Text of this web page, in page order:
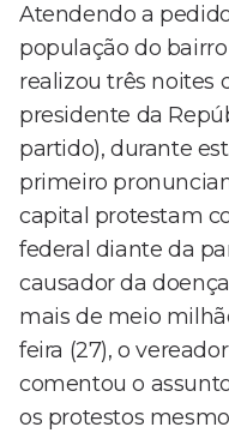
Atendendo a
população do
realizou três noites
presidente da
partido), durante
primeiro
capital protestam
federal diante da
causador da
mais de meio
feira (27), o
comentou o
os protestos